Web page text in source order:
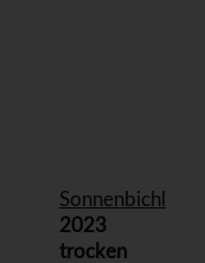
Sonnenbichl
2023
trocken